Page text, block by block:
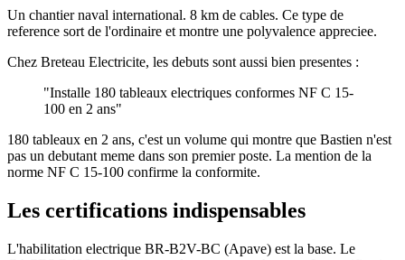
Un chantier naval international. 8 km de cables. Ce type de
reference sort de l'ordinaire et montre une polyvalence appreciee.
Chez Breteau Electricite, les debuts sont aussi bien presentes :
"Installe 180 tableaux electriques conformes NF C 15-
100 en 2 ans"
180 tableaux en 2 ans, c'est un volume qui montre que Bastien n'est
pas un debutant meme dans son premier poste. La mention de la
norme NF C 15-100 confirme la conformite.
Les certifications indispensables
L'habilitation electrique BR-B2V-BC (Apave) est la base. Le